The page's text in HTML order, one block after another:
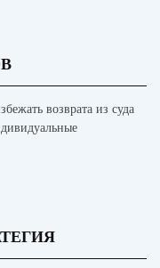
возврата из суда